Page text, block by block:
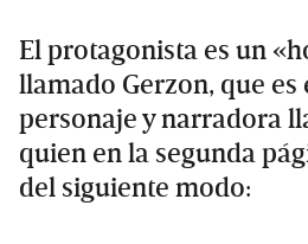
El protagonista es un
llamado Gerzon, que
personaje y narradora
quien en la segunda
del siguiente modo: